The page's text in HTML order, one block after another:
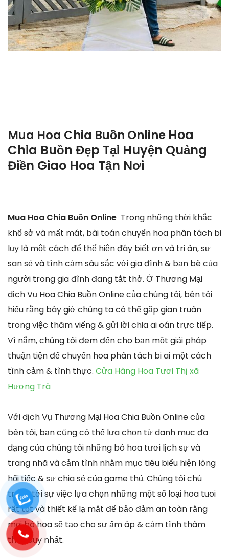
Mua Hoa Chia Buồn Online Hoa
Chia Buồn Đẹp Tại Huyện Quảng
Điền Giao Hoa Tận Nơi
Mua Hoa Chia Buồn Online Trong những thời khắc
khổ sở và mất mát, bài toán chuyển hoa phân tách bi
lụy là một cách để thể hiện đáy biết ơn và tri ân, sự
san sẻ và tình cảm sâu sắc với gia đình & bạn bè của
người trong gia đình đang tắt thở. Ở Thương Mại
dịch Vụ Hoa Chia Buồn Online của chúng tôi, bên tôi
hiểu rằng bây giờ chúng ta có thể gặp gian truân
trong việc thăm viếng & gửi lời chia ai oán trực tiếp.
Vì nắm, chúng tôi đem đến cho bạn một giải pháp
thuận tiện để chuyển hoa phân tách bi ai một cách
tình cảm & tình thực. Cửa Hàng Hoa Tươi Thị xã
Hương Trà
Với dịch Vụ Thương Mại Hoa Chia Buồn Online của
bên tôi, bạn cũng có thể lựa chọn từ danh mục đa
dạng của chúng tôi những bó hoa tươi lịch sự và
trang nhã và cảm tình nhằm mục tiêu biểu hiện lòng
hối tiếc & sự chia sẻ của game thủ. Chúng tôi chú
trọng tới sự việc lựa chọn những một số loại hoa tuoi
rất tốt và thiết kế lạ mắt để bảo đảm an toàn rằng
mọi bó hoa sẽ tạo cho sự ấm áp & cảm tình thâm
thúy duy nhất.